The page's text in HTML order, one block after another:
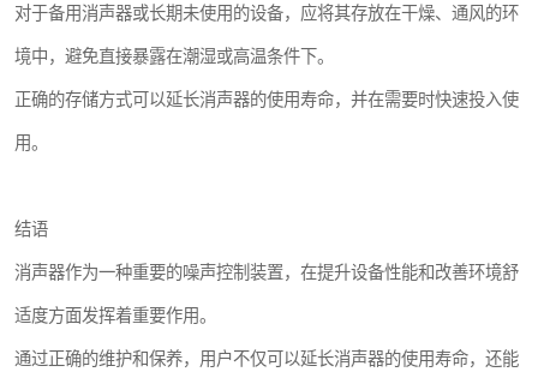
对于备用消声器或长期未使用的设备，应将其存放在干燥、通风的环
境中，避免直接暴露在潮湿或高温条件下。
正确的存储方式可以延长消声器的使用寿命，并在需要时快速投入使
用。
结语
消声器作为一种重要的噪声控制装置，在提升设备性能和改善环境舒
适度方面发挥着重要作用。
通过正确的维护和保养，用户不仅可以延长消声器的使用寿命，还能